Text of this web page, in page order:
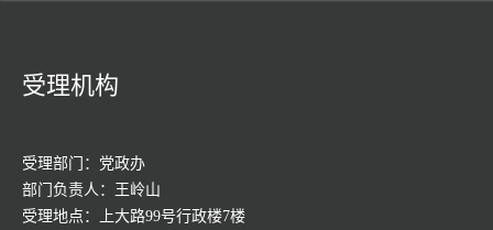
受理机构
受理部门：党政办
部门负责人：王岭山
受理地点：上大路99号行政楼7楼